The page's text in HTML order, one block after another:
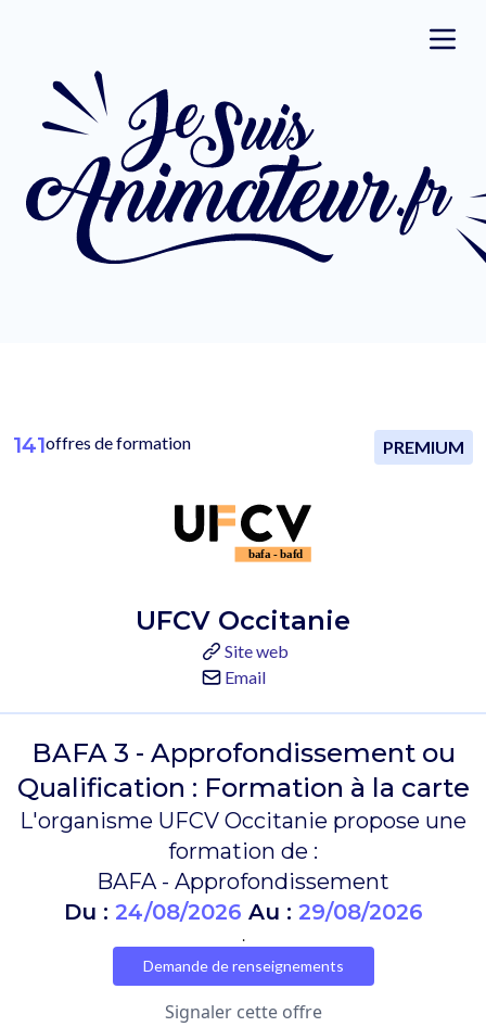
141offres de formation PREMIUM
UFCV Occitanie
Site web
Email
BAFA 3 - Approfondissement ou
Qualification : Formation à la carte
L'organisme UFCV Occitanie propose une
formation de :
BAFA - Approfondissement
Du : 24/08/2026 Au : 29/08/2026
.
Demande de renseignements
Signaler cette offre